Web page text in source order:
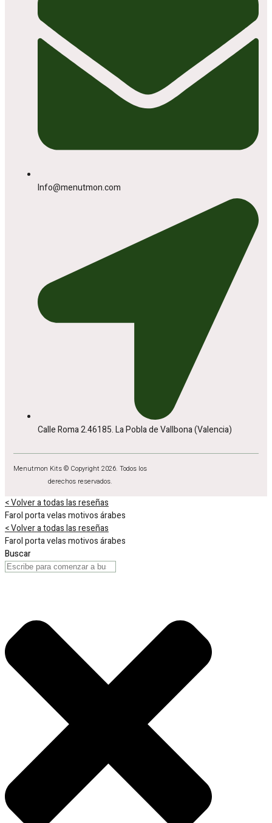
Info@menutmon.com
Calle Roma 2.46185. La Pobla de Vallbona (Valencia)
Menutmon Kits © Copyright 2026. Todos los
derechos reservados.
< Volver a todas las reseñas
Farol porta velas motivos árabes
< Volver a todas las reseñas
Farol porta velas motivos árabes
Buscar